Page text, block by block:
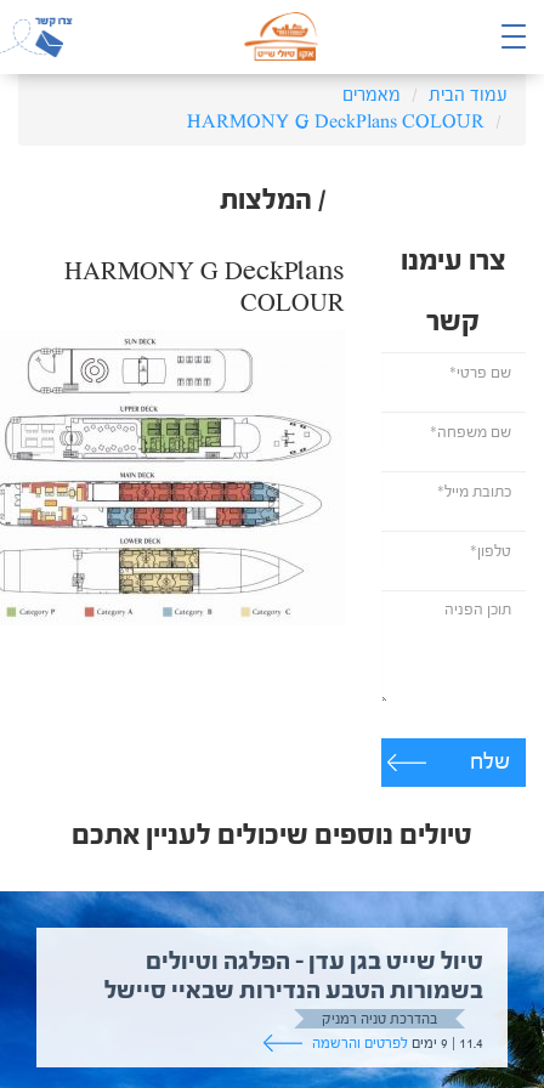
עמוד הבית
מאמרים
HARMONY G DeckPlans COLOUR
/ המלצות
צרו עימנו
קשר
שלח
HARMONY G DeckPlans
COLOUR
טיולים נוספים שיכולים לעניין אתכם
טיול שייט בגן עדן – הפלגה וטיולים
בשמורות הטבע הנדירות שבאיי סיישל
בהדרכת טניה רמניק
11.4 | 9 ימים
לפרטים והרשמה